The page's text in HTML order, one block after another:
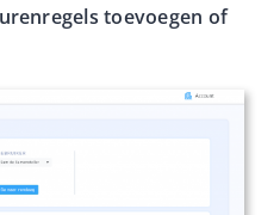
toevoegen of